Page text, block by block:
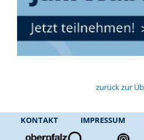
zurück zur
KONTAKT IMPRESSUM